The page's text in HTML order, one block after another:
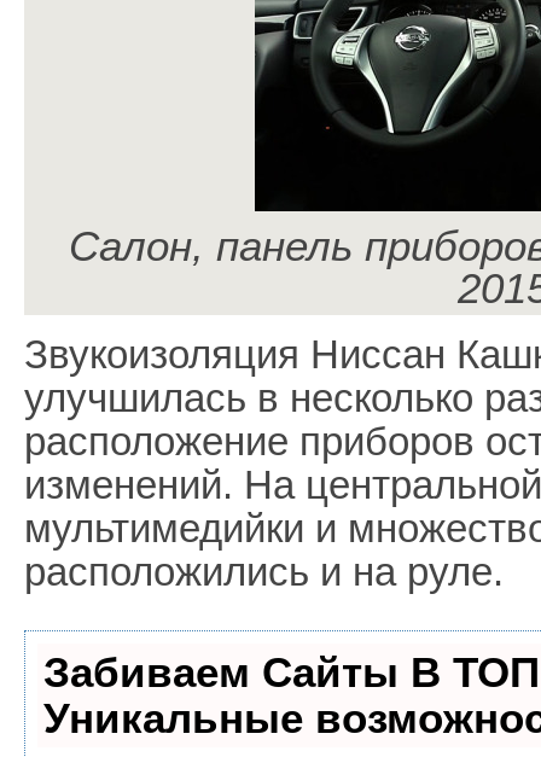
Салон, панель
Звукоизоляция Ниссан
улучшилась в несколько
расположение приборов
изменений. На
мультимедийки и
расположились и на руле.
Забиваем Сайты В
Уникальные